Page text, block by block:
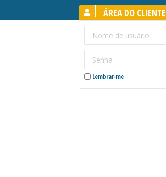
ÁREA DO CLIENTE
Lembrar-me